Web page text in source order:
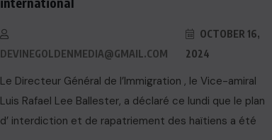
DEVINEGOLDENMEDIA@GMAIL.COM
OCTOBER 16,
2024
Le Directeur Général de l’Immigration , le Vice-amiral
Luis Rafael Lee Ballester, a déclaré ce lundi que le plan
d’ interdiction et de rapatriement des haïtiens a été